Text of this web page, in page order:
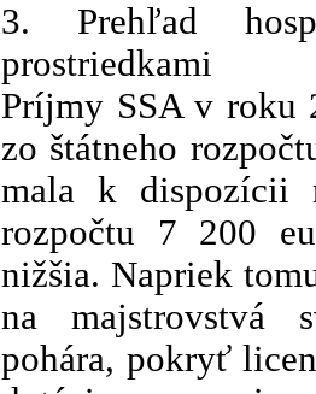
3. Prehľad
prostriedkami
Príjmy SSA v roku
zo štátneho
mala k dispozícii
rozpočtu 7 200
nižšia. Napriek
na majstrovstvá
pohára, pokryť